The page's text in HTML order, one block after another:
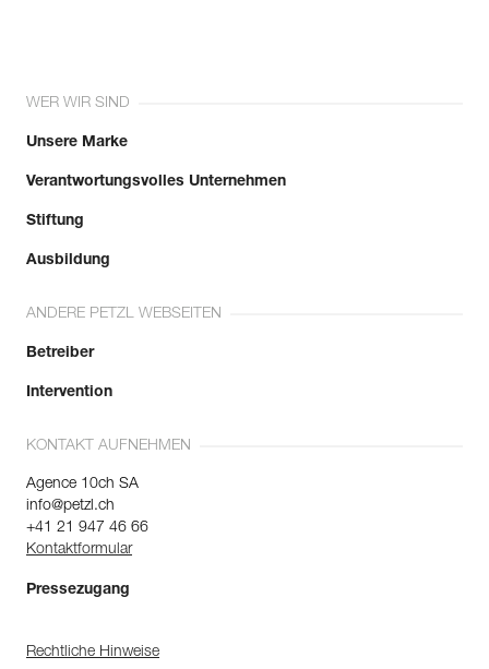
WER WIR SIND
Unsere Marke
Verantwortungsvolles Unternehmen
Stiftung
Ausbildung
ANDERE PETZL WEBSEITEN
Betreiber
Intervention
KONTAKT AUFNEHMEN
Agence 10ch SA
info@petzl.ch
+41 21 947 46 66
Kontaktformular
Pressezugang
Rechtliche Hinweise